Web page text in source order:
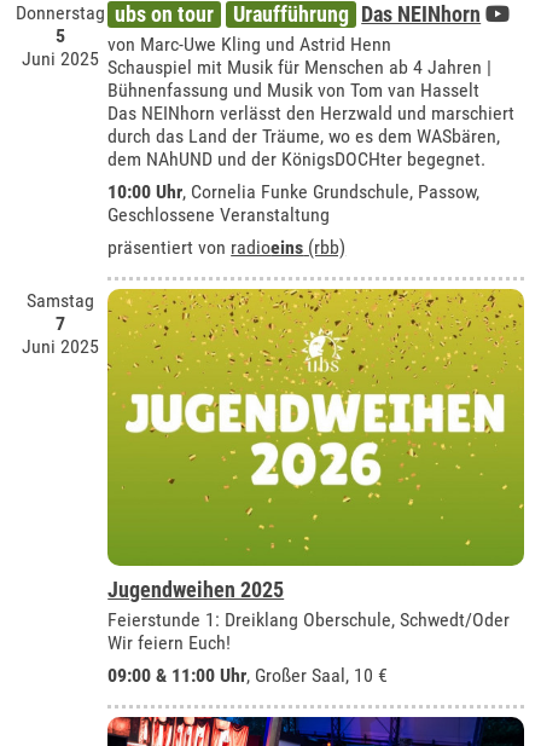
Donnerstag
5
Juni 2025
ubs on tour Uraufführung Das NEINhorn
von Marc-Uwe Kling und Astrid Henn
Schauspiel mit Musik für Menschen ab 4 Jahren |
Bühnenfassung und Musik von Tom van Hasselt
Das NEINhorn verlässt den Herzwald und marschiert
durch das Land der Träume, wo es dem WASbären,
dem NAhUND und der KönigsDOCHter begegnet.
10:00 Uhr, Cornelia Funke Grundschule, Passow,
Geschlossene Veranstaltung
präsentiert von radioeins (rbb)
Samstag
7
Juni 2025
Jugendweihen 2025
Feierstunde 1: Dreiklang Oberschule, Schwedt/Oder
Wir feiern Euch!
09:00 & 11:00 Uhr, Großer Saal , 10 €